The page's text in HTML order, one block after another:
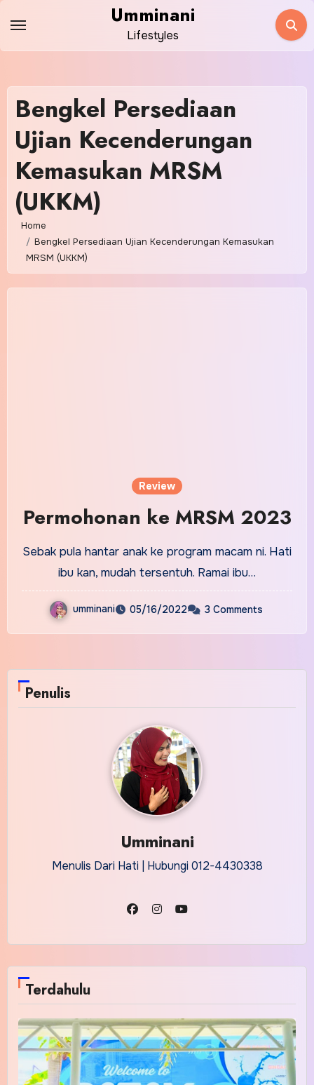
content
Umminani
Lifestyles
Bengkel Persediaan
Ujian Kecenderungan
Kemasukan MRSM
(UKKM)
Home
Bengkel Persediaan Ujian Kecenderungan Kemasukan
MRSM (UKKM)
Review
Permohonan ke MRSM 2023
Sebak pula hantar anak ke program macam ni. Hati
ibu kan, mudah tersentuh. Ramai ibu…
umminani 05/16/2022 3 Comments
Penulis
Umminani
Menulis Dari Hati | Hubungi 012-4430338
Terdahulu